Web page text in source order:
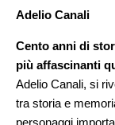
Adelio Canali
Cento anni di
più affascinanti
Adelio Canali, si
tra storia e
personaggi